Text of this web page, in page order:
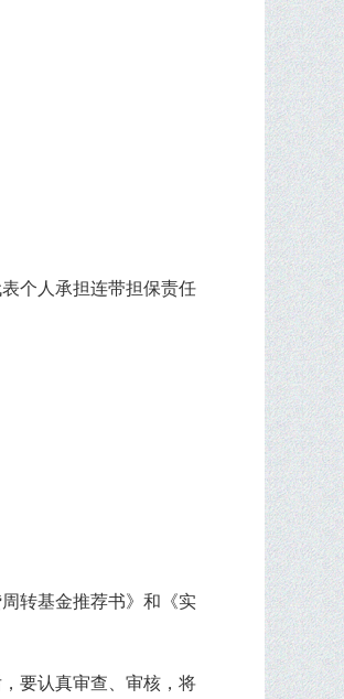
个人承担连带担保责任
转基金推荐书》和《实
要认真审查、审核，将